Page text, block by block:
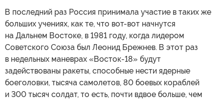
В последний раз Россия принимала участие в таких же
больших учениях, как те, что вот-вот начнутся
на Дальнем Востоке, в 1981 году, когда лидером
Советского Союза был Леонид Брежнев. В этот раз
в недельных маневрах «Восток-18» будут
задействованы ракеты, способные нести ядерные
боеголовки, тысяча самолетов, 80 боевых кораблей
и 300 тысяч солдат, то есть, почти вдвое больше, чем